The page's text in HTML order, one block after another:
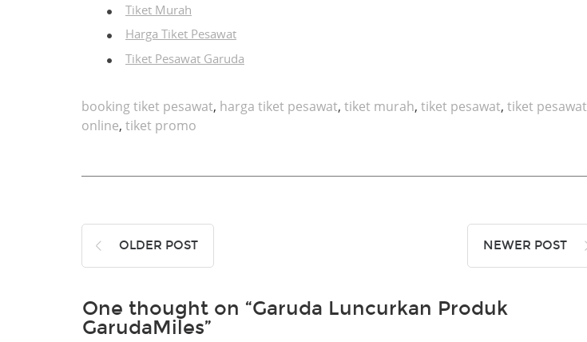
Tiket Murah
Harga Tiket Pesawat
Tiket Pesawat Garuda
booking tiket pesawat, harga tiket pesawat, tiket murah, tiket pesawat, tiket pesawat
online, tiket promo
OLDER POST NEWER POST
One thought on “Garuda Luncurkan Produk
GarudaMiles”